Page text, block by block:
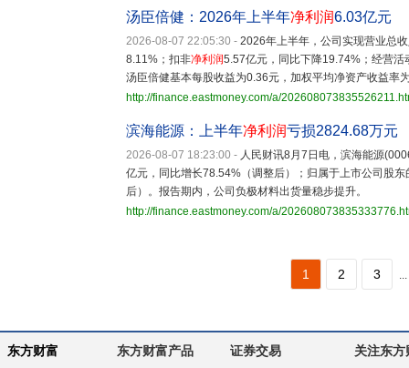
汤臣倍健：2026年上半年净利润6.03亿元
2026-08-07 22:05:30 - 2026年上半年，公司实现营业总
8.11%；扣非净利润5.57亿元，同比下降19.74%；经营
汤臣倍健基本每股收益为0.36元，加权平均净资产收益率
http://finance.eastmoney.com/a/
滨海能源：上半年净利润亏损2824.68万元
2026-08-07 18:23:00 - 人民财讯8月7日电，滨海能源
亿元，同比增长78.54%（调整后）；归属于上市公司股东
后）。报告期内，公司负极材料出货量稳步提升。
http://finance.eastmoney.com/a/
1 2 3 ...
东方财富 东方财富产品 证券交易 关注东方